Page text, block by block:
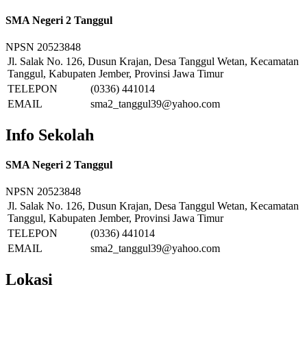
SMA Negeri 2 Tanggul
NPSN 20523848
Jl. Salak No. 126, Dusun Krajan, Desa Tanggul Wetan, Kecamatan
Tanggul, Kabupaten Jember, Provinsi Jawa Timur
TELEPON
(0336) 441014
EMAIL
sma2_tanggul39@yahoo.com
Info Sekolah
SMA Negeri 2 Tanggul
NPSN 20523848
Jl. Salak No. 126, Dusun Krajan, Desa Tanggul Wetan, Kecamatan
Tanggul, Kabupaten Jember, Provinsi Jawa Timur
TELEPON
(0336) 441014
EMAIL
sma2_tanggul39@yahoo.com
Lokasi